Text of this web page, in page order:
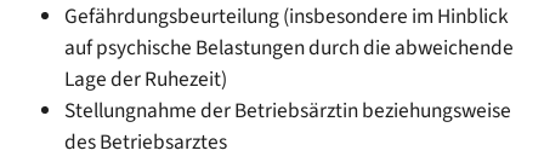
Gefährdungsbeurteilung (insbesondere im Hinblick
auf psychische Belastungen durch die abweichende
Lage der Ruhezeit)
Stellungnahme der Betriebsärztin beziehungsweise
des Betriebsarztes